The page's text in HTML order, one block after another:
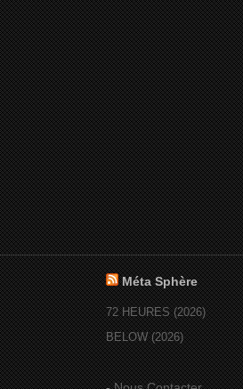
Méta Sphère
72 HEURES (2026)
BELOW (2026)